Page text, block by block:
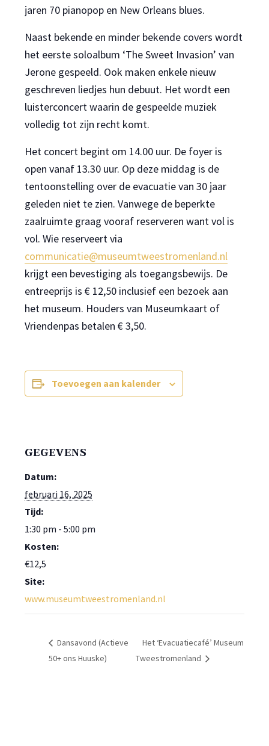
jaren 70 pianopop en New Orleans blues.
Naast bekende en minder bekende covers wordt
het eerste soloalbum ‘The Sweet Invasion’ van
Jerone gespeeld. Ook maken enkele nieuw
geschreven liedjes hun debuut. Het wordt een
luisterconcert waarin de gespeelde muziek
volledig tot zijn recht komt.
Het concert begint om 14.00 uur. De foyer is
open vanaf 13.30 uur. Op deze middag is de
tentoonstelling over de evacuatie van 30 jaar
geleden niet te zien. Vanwege de beperkte
zaalruimte graag vooraf reserveren want vol is
vol. Wie reserveert via
communicatie@museumtweestromenland.nl
krijgt een bevestiging als toegangsbewijs. De
entreeprijs is € 12,50 inclusief een bezoek aan
het museum. Houders van Museumkaart of
Vriendenpas betalen € 3,50.
Toevoegen aan kalender
GEGEVENS
Datum:
februari 16, 2025
Tijd:
1:30 pm - 5:00 pm
Kosten:
€12,5
Site:
www.museumtweestromenland.nl
Dansavond (Actieve
50+ ons Huuske)
Het ‘Evacuatiecafé’ Museum
Tweestromenland